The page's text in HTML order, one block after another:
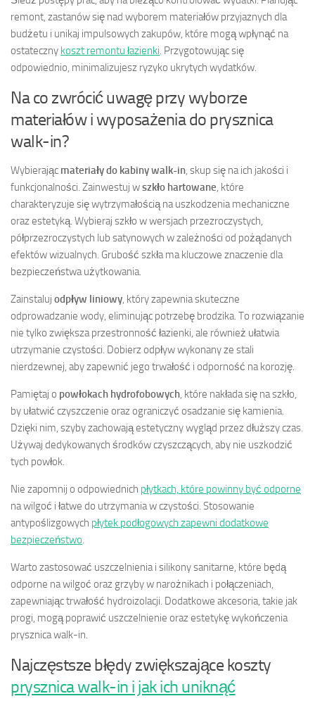
remont, zastanów się nad wyborem materiałów przyjaznych dla
budżetu i unikaj impulsowych zakupów, które mogą wpłynąć na
ostateczny koszt remontu łazienki . Przygotowując się
odpowiednio, minimalizujesz ryzyko ukrytych wydatków.
Na co zwrócić uwagę przy wyborze
materiałów i wyposażenia do prysznica
walk-in?
Wybierając materiały do kabiny walk-in , skup się na ich jakości i
funkcjonalności. Zainwestuj wszkło hartowane , które
charakteryzuje się wytrzymałością na uszkodzenia mechaniczne
oraz estetyką. Wybieraj szkło w wersjach przezroczystych,
półprzezroczystych lub satynowych w zależności od pożądanych
efektów wizualnych. Grubość szkła ma kluczowe znaczenie dla
bezpieczeństwa użytkowania.
Zainstaluj odpływ liniowy , który zapewnia skuteczne
odprowadzanie wody, eliminując potrzebę brodzika. To rozwiązanie
nie tylko zwiększa przestronność łazienki, ale również ułatwia
utrzymanie czystości. Dobierz odpływ wykonany ze stali
nierdzewnej, aby zapewnić jego trwałość i odporność na korozję.
Pamiętaj o powłokach hydrofobowych , które nakłada się na szkło,
by ułatwić czyszczenie oraz ograniczyć osadzanie się kamienia.
Dzięki nim, szyby zachowają estetyczny wygląd przez dłuższy czas.
Używaj dedykowanych środków czyszczących, aby nie uszkodzić
tych powłok.
Nie zapomnij o odpowiednich płytkach, które powinny być odporne
na wilgoć i łatwe do utrzymania w czystości. Stosowanie
antypoślizgowych płytek podłogowych zapewni dodatkowe
bezpieczeństwo
Warto zastosować uszczelnienia i silikony sanitarne, które będą
odporne na wilgoć oraz grzyby w narożnikach i połączeniach,
zapewniając trwałość hydroizolacji. Dodatkowe akcesoria, takie jak
progi, mogą poprawić uszczelnienie oraz estetykę wykończenia
prysznica walk-in.
Najczęstsze błędy zwiększające koszty
prysznica walk-in i jak ich uniknąć